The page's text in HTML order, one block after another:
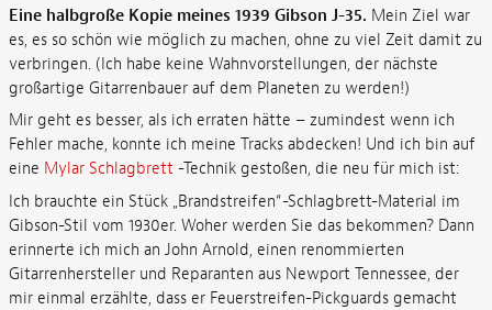
Eine halbgroße Kopie meines 1939 Gibson J-35. Mein Ziel war
es, es so schön wie möglich zu machen, ohne zu viel Zeit damit zu
verbringen. (Ich habe keine Wahnvorstellungen, der nächste
großartige Gitarrenbauer auf dem Planeten zu werden!)
Mir geht es besser, als ich erraten hätte – zumindest wenn ich
Fehler mache, konnte ich meine Tracks abdecken! Und ich bin auf
eine Mylar Schlagbrett -Technik gestoßen, die neu für mich ist:
Ich brauchte ein Stück „Brandstreifen“-Schlagbrett-Material im
Gibson-Stil vom 1930er. Woher werden Sie das bekommen? Dann
erinnerte ich mich an John Arnold, einen renommierten
Gitarrenhersteller und Reparanten aus Newport Tennessee, der
mir einmal erzählte, dass er Feuerstreifen-Pickguards gemacht